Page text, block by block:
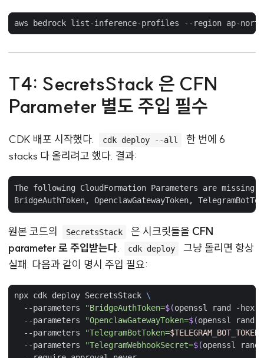
T4: SecretsStack 은 CFN
Parameter 별도 주입 필수
CDK 배포 시작했다. cdk deploy --all
한 번에 6
stacks 다 올리려고 했다. 결과:
The following CloudFormation Parameters are missing
원본 코드의 SecretsStack 은 시크릿들을 CFN
parameter 로 주입받는다. cdk deploy
그냥 돌리면 항상
실패. 다음과 같이 명시 주입 필요:
npx cdk deploy SecretsStack
  --parameters
"BridgeAuthToken=$(openssl rand -hex
  --parameters
"OpenclawGatewayToken=$(openssl rand
  --parameters
"TelegramBotToken=$TELEGRAM_BOT_TOKEN
  --parameters
"TelegramWebhookSecret=$(openssl rand